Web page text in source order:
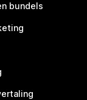
bundels